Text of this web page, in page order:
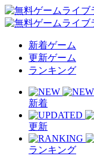
新着ゲーム
更新ゲーム
ランキング
新着
更新
ランキング